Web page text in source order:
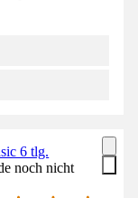
6 tlg.
noch nicht